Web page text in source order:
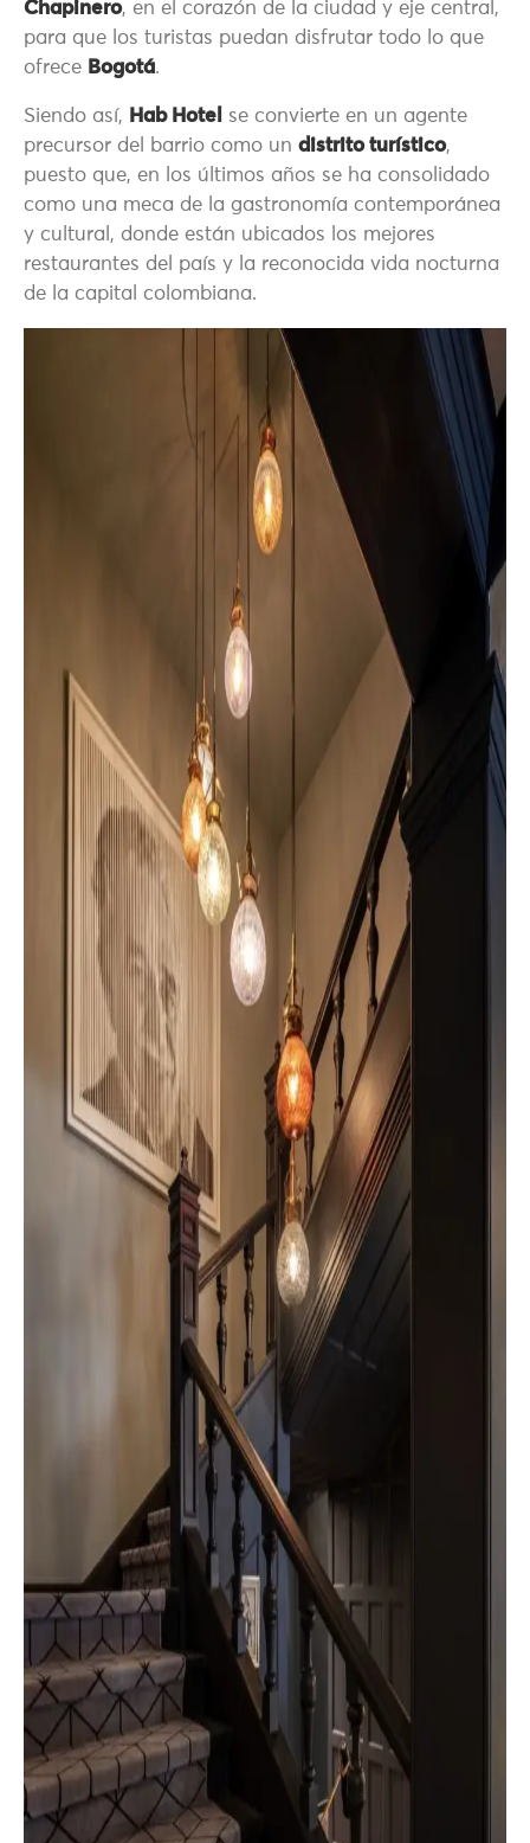
Chapinero, en el corazón de la ciudad y eje central,
para que los turistas puedan disfrutar todo lo que
ofrece Bogotá.
Siendo así, Hab Hotel
se convierte en un agente
precursor del barrio como un distrito turístico,
puesto que, en los últimos años se ha consolidado
como una meca de la gastronomía contemporánea
y cultural, donde están ubicados los mejores
restaurantes del país y la reconocida vida nocturna
de la capital colombiana.